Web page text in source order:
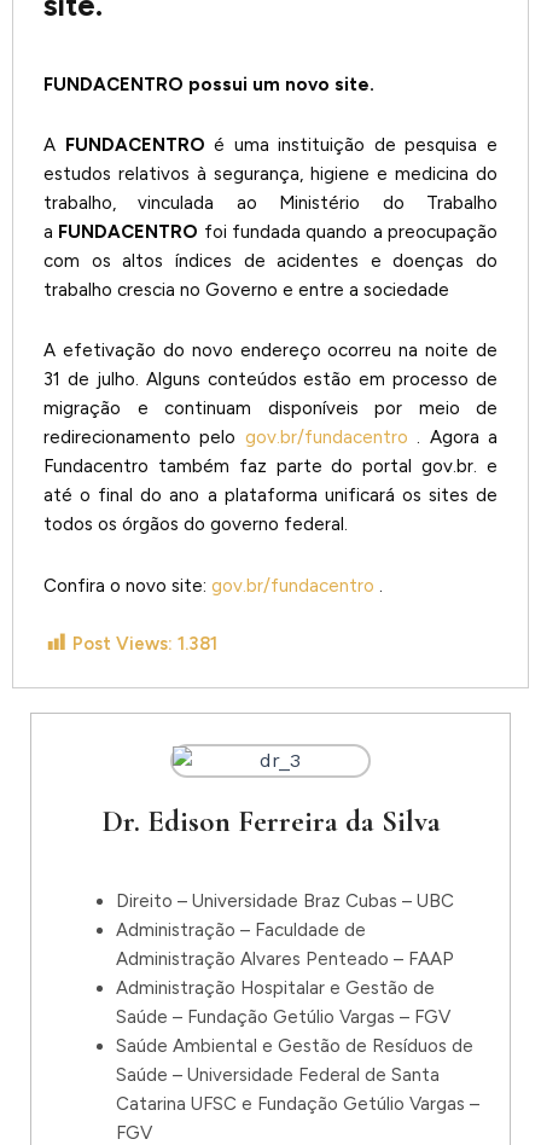
FUNDACENTRO possui um novo site.
A FUNDACENTRO é uma instituição de pesquisa e
estudos relativos à segurança, higiene e medicina do
trabalho, vinculada ao Ministério do Trabalho
a FUNDACENTRO foi fundada quando a preocupação
com os altos índices de acidentes e doenças do
trabalho crescia no Governo e entre a sociedade
A efetivação do novo endereço ocorreu na noite de
31 de julho. Alguns conteúdos estão em processo de
migração e continuam disponíveis por meio de
redirecionamento pelo gov.br/fundacentro . Agora a
Fundacentro também faz parte do portal gov.br. e
até o final do ano a plataforma unificará os sites de
todos os órgãos do governo federal.
Confira o novo site: gov.br/fundacentro
Post Views: 1.381
Dr. Edison Ferreira da Silva
Direito – Universidade Braz Cubas – UBC
Administração – Faculdade de
Administração Alvares Penteado – FAAP
Administração Hospitalar e Gestão de
Saúde – Fundação Getúlio Vargas – FGV
Saúde Ambiental e Gestão de Resíduos de
Saúde – Universidade Federal de Santa
Catarina UFSC e Fundação Getúlio Vargas –
FGV